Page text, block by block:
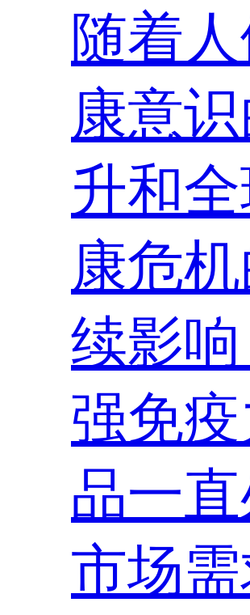
随着
康意
升和
康危
续影
强免
品一
市场